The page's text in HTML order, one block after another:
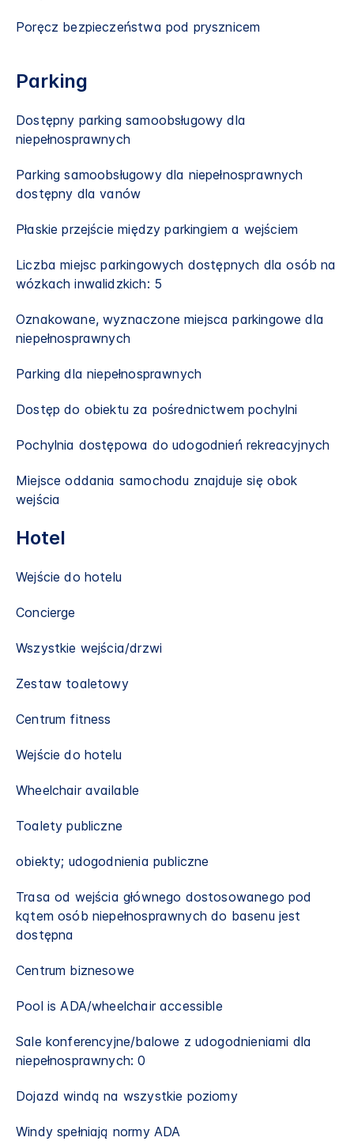
Poręcz bezpieczeństwa pod prysznicem
Parking
Dostępny parking samoobsługowy dla
niepełnosprawnych
Parking samoobsługowy dla niepełnosprawnych
dostępny dla vanów
Płaskie przejście między parkingiem a wejściem
Liczba miejsc parkingowych dostępnych dla osób na
wózkach inwalidzkich: 5
Oznakowane, wyznaczone miejsca parkingowe dla
niepełnosprawnych
Parking dla niepełnosprawnych
Dostęp do obiektu za pośrednictwem pochylni
Pochylnia dostępowa do udogodnień rekreacyjnych
Miejsce oddania samochodu znajduje się obok
wejścia
Hotel
Wejście do hotelu
Concierge
Wszystkie wejścia/drzwi
Zestaw toaletowy
Centrum fitness
Wejście do hotelu
Wheelchair available
Toalety publiczne
obiekty; udogodnienia publiczne
Trasa od wejścia głównego dostosowanego pod
kątem osób niepełnosprawnych do basenu jest
dostępna
Centrum biznesowe
Pool is ADA/wheelchair accessible​
Sale konferencyjne/balowe z udogodnieniami dla
niepełnosprawnych: 0
Dojazd windą na wszystkie poziomy
Windy spełniają normy ADA